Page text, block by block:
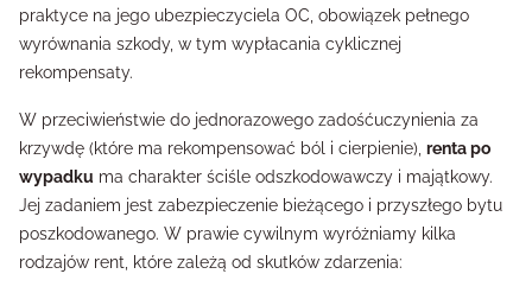
praktyce na jego ubezpieczyciela OC, obowiązek pełnego
wyrównania szkody, w tym wypłacania cyklicznej
rekompensaty.
W przeciwieństwie do jednorazowego zadośćuczynienia za
krzywdę (które ma rekompensować ból i cierpienie), renta po
wypadku ma charakter ściśle odszkodowawczy i majątkowy.
Jej zadaniem jest zabezpieczenie bieżącego i przyszłego bytu
poszkodowanego. W prawie cywilnym wyróżniamy kilka
rodzajów rent, które zależą od skutków zdarzenia: